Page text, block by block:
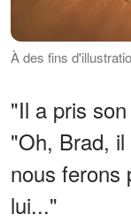
À des fins
"Il a pris
"Oh, Brad,
nous ferons
lui..."